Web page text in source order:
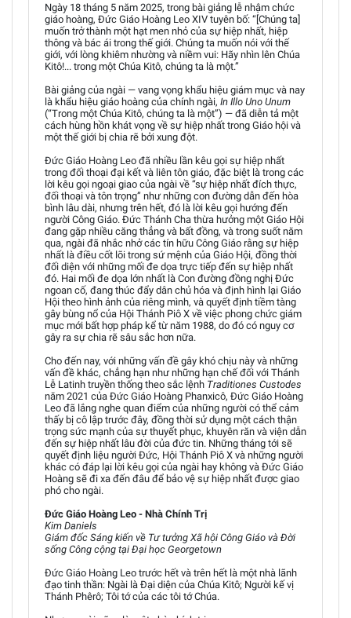
Ngày 18 tháng 5 năm 2025, trong bài giảng lễ nhậm chức
giáo hoàng, Đức Giáo Hoàng Leo XIV tuyên bố: “[Chúng ta]
muốn trở thành một hạt men nhỏ của sự hiệp nhất, hiệp
thông và bác ái trong thế giới. Chúng ta muốn nói với thế
giới, với lòng khiêm nhường và niềm vui: Hãy nhìn lên Chúa
Kitô!... trong một Chúa Kitô, chúng ta là một.”
Bài giảng của ngài — vang vọng khẩu hiệu giám mục và nay
là khẩu hiệu giáo hoàng của chính ngài, In Illo Uno Unum
(“Trong một Chúa Kitô, chúng ta là một”) — đã diễn tả một
cách hùng hồn khát vọng về sự hiệp nhất trong Giáo hội và
một thế giới bị chia rẽ bởi xung đột.
Đức Giáo Hoàng Leo đã nhiều lần kêu gọi sự hiệp nhất
trong đối thoại đại kết và liên tôn giáo, đặc biệt là trong các
lời kêu gọi ngoại giao của ngài về “sự hiệp nhất đích thực,
đối thoại và tôn trọng” như những con đường dẫn đến hòa
bình lâu dài, nhưng trên hết, đó là lời kêu gọi hướng đến
người Công Giáo. Đức Thánh Cha thừa hưởng một Giáo Hội
đang gặp nhiều căng thẳng và bất đồng, và trong suốt năm
qua, ngài đã nhắc nhở các tín hữu Công Giáo rằng sự hiệp
nhất là điều cốt lõi trong sứ mệnh của Giáo Hội, đồng thời
đối diện với những mối đe dọa trực tiếp đến sự hiệp nhất
đó. Hai mối đe dọa lớn nhất là Con đường đồng nghị Đức
ngoan cố, đang thúc đẩy dân chủ hóa và định hình lại Giáo
Hội theo hình ảnh của riêng mình, và quyết định tiềm tàng
gây bùng nổ của Hội Thánh Piô X về việc phong chức giám
mục mới bất hợp pháp kể từ năm 1988, do đó có nguy cơ
gây ra sự chia rẽ sâu sắc hơn nữa.
Cho đến nay, với những vấn đề gây khó chịu này và những
vấn đề khác, chẳng hạn như những hạn chế đối với Thánh
Lễ Latinh truyền thống theo sắc lệnh Traditiones Custodes
năm 2021 của Đức Giáo Hoàng Phanxicô, Đức Giáo Hoàng
Leo đã lắng nghe quan điểm của những người có thể cảm
thấy bị cô lập trước đây, đồng thời sử dụng một cách thận
trọng sức mạnh của sự thuyết phục, khuyên răn và viện dẫn
đến sự hiệp nhất lâu đời của đức tin. Những tháng tới sẽ
quyết định liệu người Đức, Hội Thánh Piô X và những người
khác có đáp lại lời kêu gọi của ngài hay không và Đức Giáo
Hoàng sẽ đi xa đến đâu để bảo vệ sự hiệp nhất được giao
phó cho ngài.
Đức Giáo Hoàng Leo - Nhà Chính Trị
Kim Daniels
Giám đốc Sáng kiến về Tư tưởng Xã hội Công Giáo và Đời
sống Công cộng tại Đại học Georgetown
Đức Giáo Hoàng Leo trước hết và trên hết là một nhà lãnh
đạo tinh thần: Ngài là Đại diện của Chúa Kitô; Người kế vị
Thánh Phêrô; Tôi tớ của các tôi tớ Chúa.